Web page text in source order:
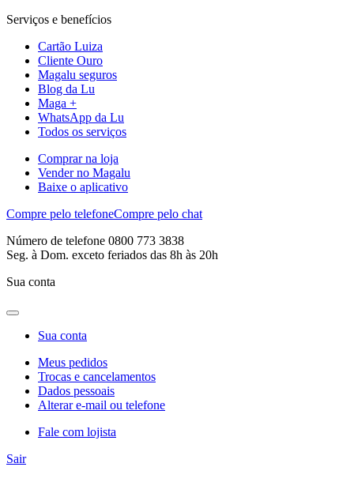
Serviços e benefícios
Cartão Luiza
Cliente Ouro
Magalu seguros
Blog da Lu
Maga +
WhatsApp da Lu
Todos os serviços
Comprar na loja
Vender no Magalu
Baixe o aplicativo
Compre pelo telefoneCompre pelo chat
Número de telefone 0800 773 3838
Seg. à Dom. exceto feriados das 8h às 20h
Sua conta
Sua conta
Meus pedidos
Trocas e cancelamentos
Dados pessoais
Alterar e-mail ou telefone
Fale com lojista
Sair